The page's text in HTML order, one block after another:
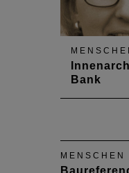
Bank
MENSCHEN